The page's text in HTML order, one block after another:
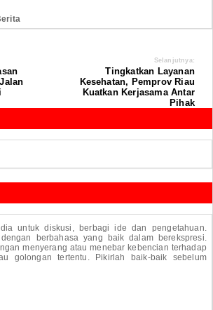
Selanjutnya:
Tingkatkan Layanan
Kesehatan, Pemprov Riau
Kuatkan Kerjasama Antar
Pihak
untuk diskusi, berbagi ide dan pengetahuan.
berbahasa yang baik dalam berekspresi.
menyerang atau menebar kebencian terhadap
golongan tertentu. Pikirlah baik-baik sebelum